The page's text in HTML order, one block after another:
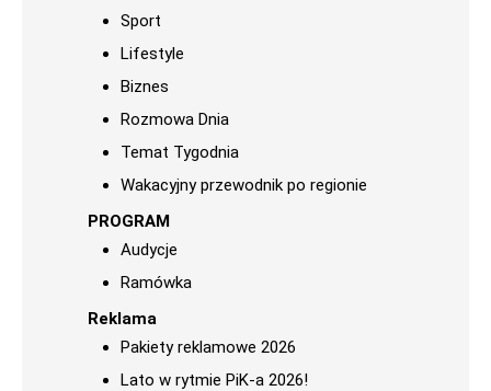
Sport
Lifestyle
Biznes
Rozmowa Dnia
Temat Tygodnia
Wakacyjny przewodnik po regionie
PROGRAM
Audycje
Ramówka
Reklama
Pakiety reklamowe 2026
Lato w rytmie PiK-a 2026!